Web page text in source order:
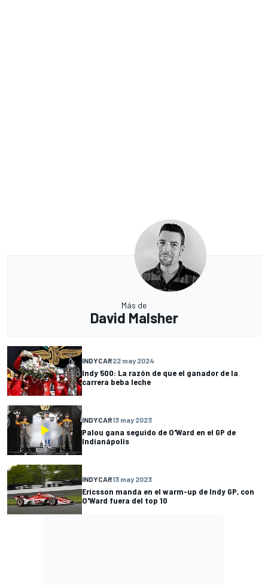
Más de
David Malsher
INDYCAR22 may 2024
Indy 500: La razón de que el ganador de la
carrera beba leche
INDYCAR13 may 2023
Palou gana seguido de O'Ward en el GP de
Indianápolis
INDYCAR13 may 2023
Ericsson manda en el warm-up de Indy GP, con
O'Ward fuera del top 10